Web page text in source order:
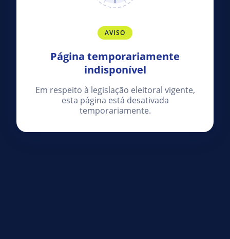
AVISO
Página temporariamente
indisponível
Em respeito à legislação eleitoral vigente,
esta página está desativada
temporariamente.